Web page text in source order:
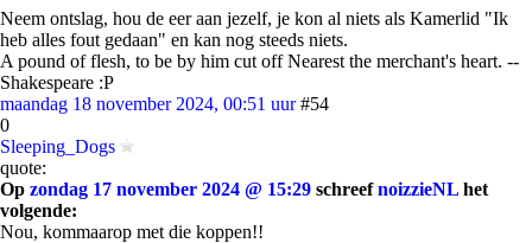
Neem ontslag, hou de eer aan jezelf, je kon al niets als Kamerlid "Ik
heb alles fout gedaan" en kan nog steeds niets.
A pound of flesh, to be by him cut off Nearest the merchant's heart. --
Shakespeare :P
maandag 18 november 2024, 00:51 uur #54
0
Sleeping_Dogs
quote:
Op zondag 17 november 2024 @ 15:29 schreefnoizzieNL het
volgende:
Nou, kommaarop met die koppen!!